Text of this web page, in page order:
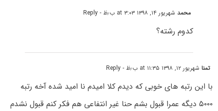
محمدشهریور ۱۴, ۱۳۹۸ at ۳:۰۳ ب٫ظ - Reply
کدوم رشته؟
تمناشهریور ۱۲, ۱۳۹۸ at ۱۱:۳۵ ب٫ظ - Reply
با این رتبه های خوبی که دیدم کلا امیدم نا امید شده آخه رتبه
۵۰۰۰ دیگه عمرا قبول بشم حنا غیر انتفاعی هم فکر کنم قبول نشدم